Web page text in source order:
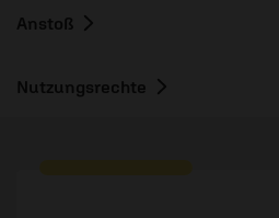
Anstoß
Nutzungsrechte